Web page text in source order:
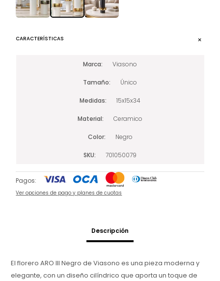
CARACTERÍSTICAS
Marca Viasono
Tamaño Único
Medidas 15x15x34
Material Ceramico
Color Negro
SKU 701050079
Pagos:
Ver opciones de pago y planes de cuotas
Descripción
El florero ARO III Negro de Viasono es una pieza moderna y
elegante, con un diseño cilíndrico que aporta un toque de